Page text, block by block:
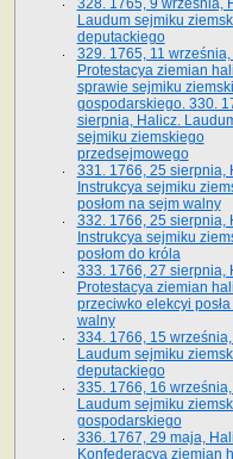
328. 1765, 9 września,
Laudum sejmiku
deputackiego
329. 1765, 11
Protestacya ziemian
sprawie sejmiku
gospodarskiego. 330.
sierpnia, Halicz.
sejmiku ziemskiego
przedsejmowego
331. 1766, 25 sierpnia,
Instrukcya sejmiku
posłom na sejm walny
332. 1766, 25 sierpnia,
Instrukcya sejmiku
posłom do króla
333. 1766, 27 sierpnia,
Protestacya ziemian
przeciwko elekcyi
walny
334. 1766, 15
Laudum sejmiku
deputackiego
335. 1766, 16
Laudum sejmiku
gospodarskiego
336. 1767, 29 maja,
Konfederacya ziemian